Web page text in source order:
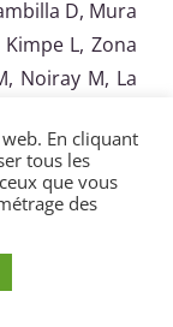
D, Mura
L, Zona
Noiray M, La
P. «
Using a
Application
En cliquant
tous les
que vous
des